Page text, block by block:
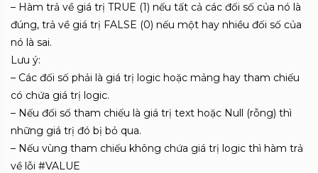
– Hàm trả về giá trị TRUE (1) nếu tất cả các đối số của nó là
đúng, trả về giá trị FALSE (0) nếu một hay nhiều đối số của
nó là sai.
Lưu ý:
– Các đối số phải là giá trị logic hoặc mảng hay tham chiếu
có chứa giá trị logic.
– Nếu đối số tham chiếu là giá trị text hoặc Null (rỗng) thì
những giá trị đó bị bỏ qua.
– Nếu vùng tham chiếu không chứa giá trị logic thì hàm trả
về lỗi #VALUE